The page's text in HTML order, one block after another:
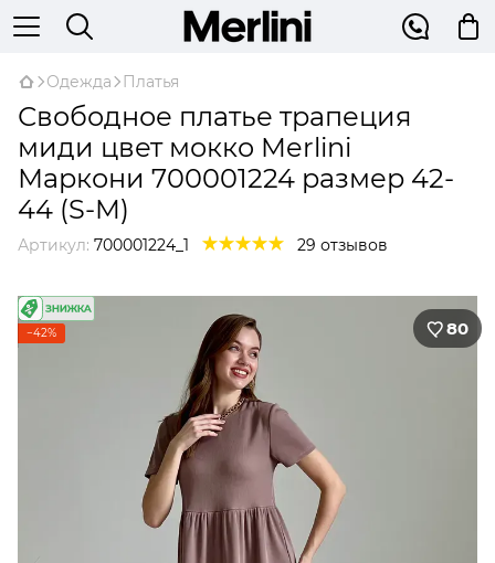
Одежда Платья
Свободное платье трапеция
миди цвет мокко Merlini
Маркони 700001224 размер 42-
44 (S-M)
Артикул: 700001224_1 29 отзывов
−42% 80